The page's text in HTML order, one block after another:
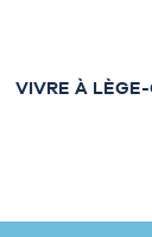
VIVRE À LÈGE-